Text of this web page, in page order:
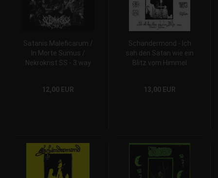
Satanis Maleficarum /
In Morte Sumus /
Nekrokrist SS - 3 way
12,00 EUR
Schändermond - Ich
sah den Satan wie ein
Blitz vom Himmel
13,00 EUR